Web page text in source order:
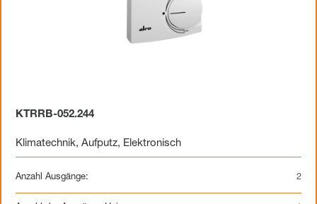
KTRRB-052.244
Klimatechnik, Aufputz, Elektronisch
Anzahl Ausgänge: 2